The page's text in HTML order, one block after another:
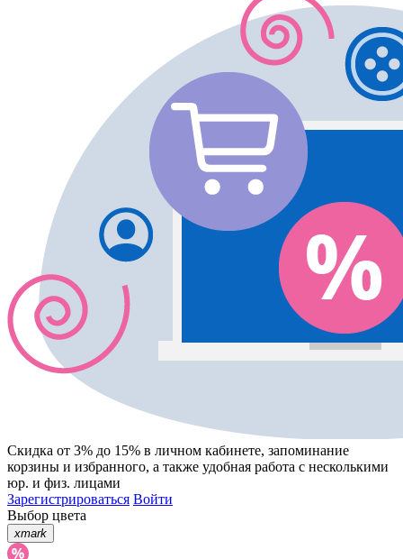
Скидка от 3% до 15% в личном кабинете, запоминание
корзины и избранного, а также удобная работа с несколькими
юр. и физ. лицами
Зарегистрироваться Войти
Выбор цвета
xmark